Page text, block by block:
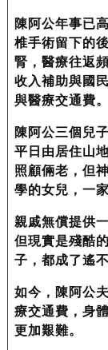
陳阿公年事已
椎手術留下的
腎，醫療往返
收入補助與國
與醫療交通費。
陳阿公三個兒
平日由居住山
照顧倆老，但
學的女兒，一
親戚無償提供
但現實是殘酷
子，都成了遙
如今，陳阿公
療交通費，身
更加艱難。